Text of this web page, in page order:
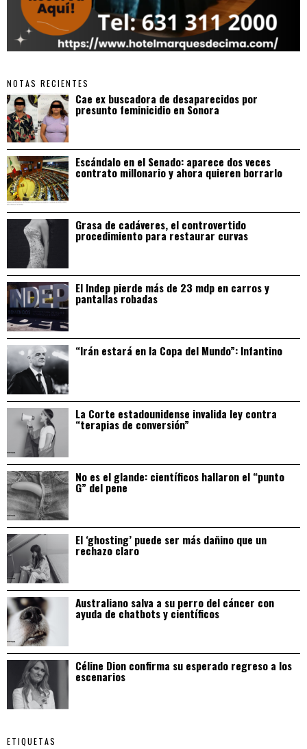
NOTAS RECIENTES
Cae ex buscadora de desaparecidos por
presunto feminicidio en Sonora
Escándalo en el Senado: aparece dos veces
contrato millonario y ahora quieren borrarlo
Grasa de cadáveres, el controvertido
procedimiento para restaurar curvas
El Indep pierde más de 23 mdp en carros y
pantallas robadas
“Irán estará en la Copa del Mundo”: Infantino
La Corte estadounidense invalida ley contra
“terapias de conversión”
No es el glande: científicos hallaron el “punto
G” del pene
El ‘ghosting’ puede ser más dañino que un
rechazo claro
Australiano salva a su perro del cáncer con
ayuda de chatbots y científicos
Céline Dion confirma su esperado regreso a los
escenarios
ETIQUETAS